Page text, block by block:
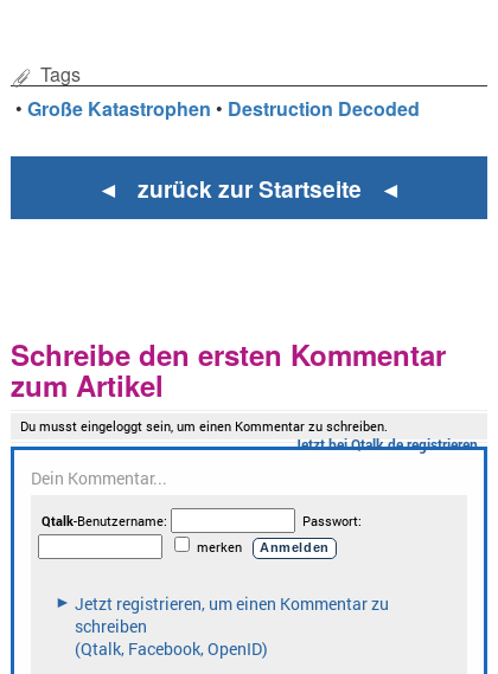
Tags
•Große Katastrophen • Destruction Decoded
◄ zurück zur Startseite ◄
Schreibe den ersten Kommentar
zum Artikel